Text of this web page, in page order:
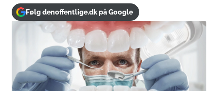
Følg denoffentlige.dk på Google